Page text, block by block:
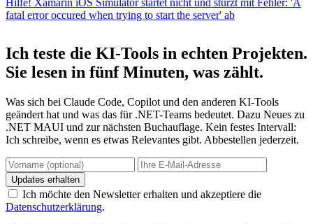
Hilfe! Xamarin iOS Simulator startet nicht und stürzt mit Fehler: 'A
fatal error occured when trying to start the server' ab
Ich teste die KI-Tools in echten Projekten.
Sie lesen in fünf Minuten, was zählt.
Was sich bei Claude Code, Copilot und den anderen KI-Tools
geändert hat und was das für .NET-Teams bedeutet. Dazu Neues zu
.NET MAUI und zur nächsten Buchauflage. Kein festes Intervall:
Ich schreibe, wenn es etwas Relevantes gibt. Abbestellen jederzeit.
Updates erhalten
Ich möchte den Newsletter erhalten und akzeptiere die
Datenschutzerklärung.